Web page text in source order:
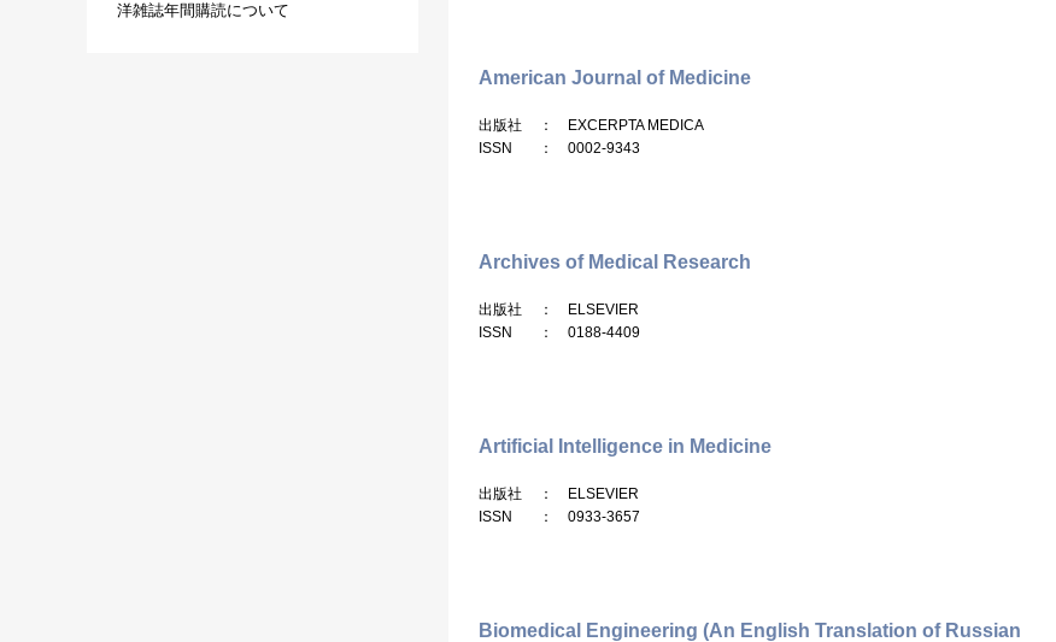
American Journal of Medicine
出版社
： EXCERPTA MEDICA
ISSN
： 0002-9343
Archives of Medical Research
出版社
： ELSEVIER
ISSN
： 0188-4409
Artificial Intelligence in Medicine
出版社
： ELSEVIER
ISSN
： 0933-3657
Biomedical Engineering (An English Translation of Russian
洋雑誌年間購読について